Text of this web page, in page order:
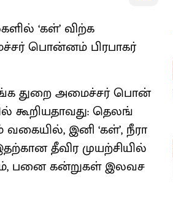
‘கள்’ விற்க
பொன்​னம் பிர​பாகர்
துறை அமைச்​சர் பொன்​
கூறிய​தாவது: தெலங்​
இனி ‘கள்’, நீரா
தீவிர முயற்​சி​யில்
பனை கன்​றுகள் இலவச​